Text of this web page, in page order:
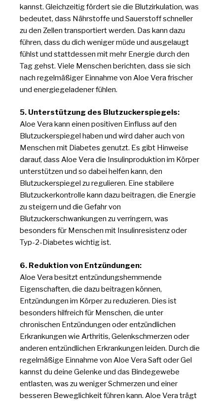
kannst. Gleichzeitig fördert sie die Blutzirkulation, was
bedeutet, dass Nährstoffe und Sauerstoff schneller
zu den Zellen transportiert werden. Das kann dazu
führen, dass du dich weniger müde und ausgelaugt
fühlst und stattdessen mit mehr Energie durch den
Tag gehst. Viele Menschen berichten, dass sie sich
nach regelmäßiger Einnahme von Aloe Vera frischer
und energiegeladener fühlen.
5. Unterstützung des Blutzuckerspiegels:
Aloe Vera kann einen positiven Einfluss auf den
Blutzuckerspiegel haben und wird daher auch von
Menschen mit Diabetes genutzt. Es gibt Hinweise
darauf, dass Aloe Vera die Insulinproduktion im Körper
unterstützen und so dabei helfen kann, den
Blutzuckerspiegel zu regulieren. Eine stabilere
Blutzuckerkontrolle kann dazu beitragen, die Energie
zu steigern und die Gefahr von
Blutzuckerschwankungen zu verringern, was
besonders für Menschen mit Insulinresistenz oder
Typ-2-Diabetes wichtig ist.
6. Reduktion von Entzündungen:
Aloe Vera besitzt entzündungshemmende
Eigenschaften, die dazu beitragen können,
Entzündungen im Körper zu reduzieren. Dies ist
besonders hilfreich für Menschen, die unter
chronischen Entzündungen oder entzündlichen
Erkrankungen wie Arthritis, Gelenkschmerzen oder
anderen entzündlichen Erkrankungen leiden. Durch die
regelmäßige Einnahme von Aloe Vera Saft oder Gel
kannst du deine Gelenke und das Bindegewebe
entlasten, was zu weniger Schmerzen und einer
besseren Beweglichkeit führen kann. Aloe Vera trägt